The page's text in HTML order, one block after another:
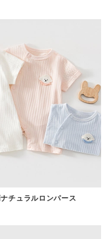
チュラルロンパース